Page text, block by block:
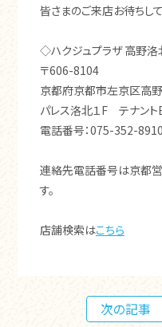
皆さまのご来店お待ちして
◇ハクジュプラザ 高野
〒606-8104
京都府京都市左京区高
パレス洛北１F テナント
電話番号：075-352-8910
連絡先電話番号は京都
す。
店舗検索はこちら
次の記事